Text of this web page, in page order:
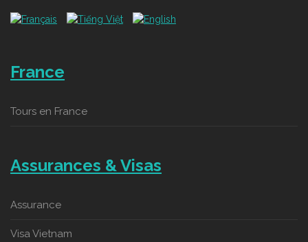
France
Tours en France
Assurances & Visas
Assurance
Visa Vietnam